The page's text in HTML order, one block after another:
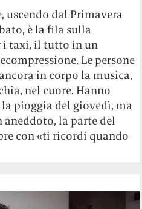
uscendo dal Primavera
è la fila sulla
i taxi, il tutto in un
Le persone
in corpo la musica,
nel cuore. Hanno
pioggia del giovedì, ma
la parte del
con «ti ricordi quando